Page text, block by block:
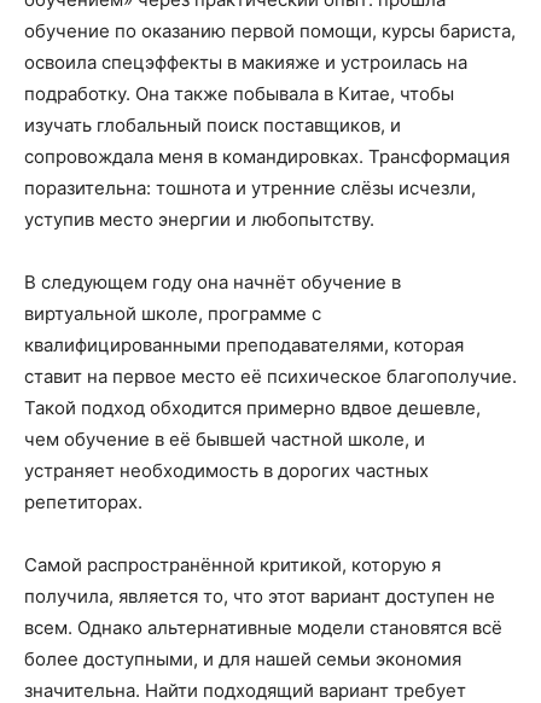
обучение по оказанию первой помощи, курсы бариста,
освоила спецэффекты в макияже и устроилась на
подработку. Она также побывала в Китае, чтобы
изучать глобальный поиск поставщиков, и
сопровождала меня в командировках. Трансформация
поразительна: тошнота и утренние слёзы исчезли,
уступив место энергии и любопытству.
В следующем году она начнёт обучение в
виртуальной школе, программе с
квалифицированными преподавателями, которая
ставит на первое место её психическое благополучие.
Такой подход обходится примерно вдвое дешевле,
чем обучение в её бывшей частной школе, и
устраняет необходимость в дорогих частных
репетиторах.
Самой распространённой критикой, которую я
получила, является то, что этот вариант доступен не
всем. Однако альтернативные модели становятся всё
более доступными, и для нашей семьи экономия
значительна. Найти подходящий вариант требует